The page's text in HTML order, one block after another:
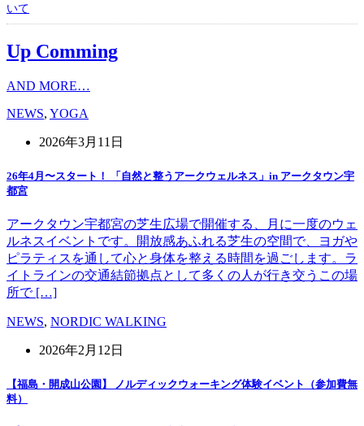
いて
Up Comming
AND MORE…
NEWS, YOGA
2026年3月11日
26年4月〜スタート！ 「自然と整うアークウェルネス」in アークタウン宇
都宮
アークタウン宇都宮の芝生広場で開催する、月に一度のウェ
ルネスイベントです。開放感あふれる芝生の空間で、ヨガや
ピラティスを通して心と身体を整える時間を過ごします。ラ
イトラインの交通結節拠点として多くの人が行き交うこの場
所で […]
NEWS, NORDIC WALKING
2026年2月12日
【福島・開成山公園】 ノルディックウォーキング体験イベント（参加費無
料）